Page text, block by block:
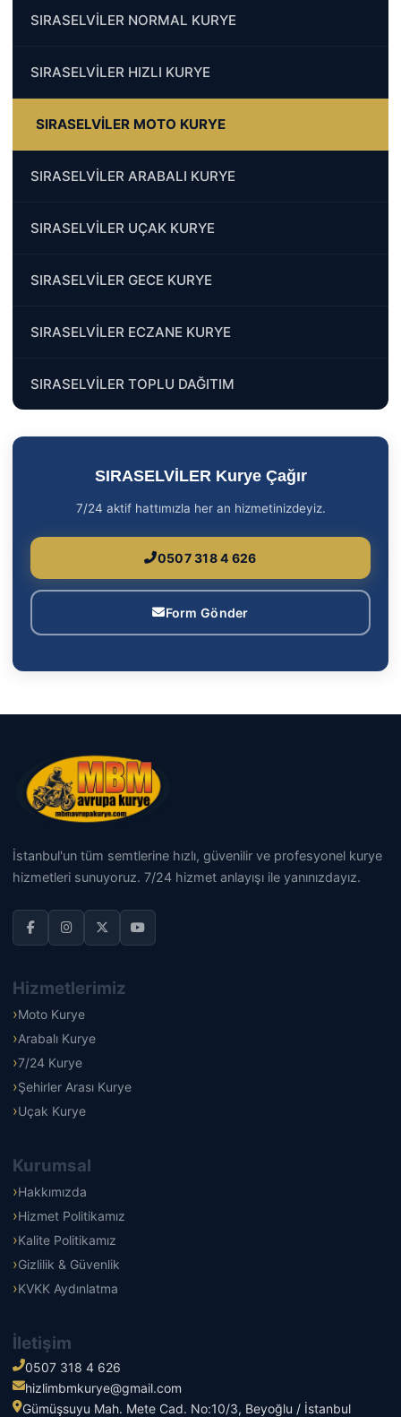
SIRASELVİLER NORMAL KURYE
SIRASELVİLER HIZLI KURYE
SIRASELVİLER MOTO KURYE
SIRASELVİLER ARABALI KURYE
SIRASELVİLER UÇAK KURYE
SIRASELVİLER GECE KURYE
SIRASELVİLER ECZANE KURYE
SIRASELVİLER TOPLU DAĞITIM
SIRASELVİLER Kurye Çağır
7/24 aktif hattımızla her an hizmetinizdeyiz.
0507 318 4 626
Form Gönder
İstanbul'un tüm semtlerine hızlı, güvenilir ve profesyonel kurye
hizmetleri sunuyoruz. 7/24 hizmet anlayışı ile yanınızdayız.
Hizmetlerimiz
Moto Kurye
Arabalı Kurye
7/24 Kurye
Şehirler Arası Kurye
Uçak Kurye
Kurumsal
Hakkımızda
Hizmet Politikamız
Kalite Politikamız
Gizlilik & Güvenlik
KVKK Aydınlatma
İletişim
0507 318 4 626
hizlimbmkurye@gmail.com
Gümüşsuyu Mah. Mete Cad. No:10/3, Beyoğlu / İstanbul